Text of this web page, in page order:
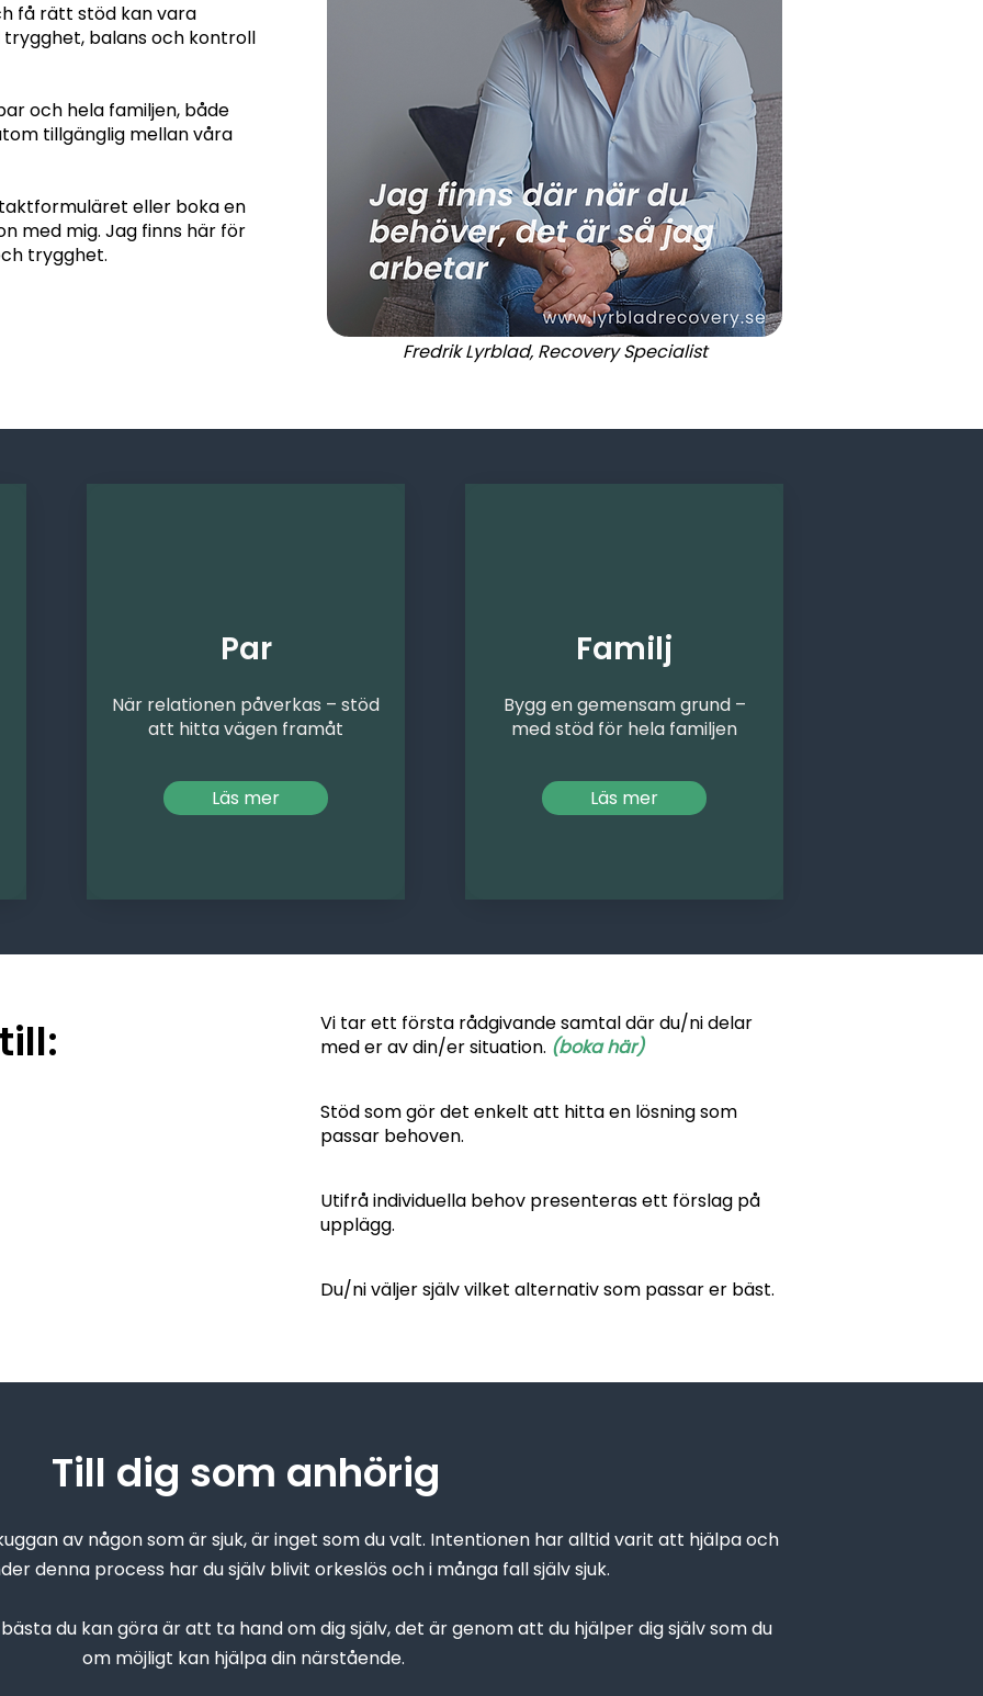
få rätt stöd kan vara
balans och kontroll
och hela familjen, både
tillgänglig mellan våra
eller boka en
med mig. Jag finns här för
trygghet.
Fredrik Lyrblad, Recovery Specialist
Par
När relationen påverkas – stöd
att hitta vägen framåt
Läs mer
Familj
Bygg en gemensam grund –
med stöd för hela familjen​
Läs mer
Vi tar ett första rådgivande samtal där du/ni delar
med er av din/er situation. (boka här)
Stöd som gör det enkelt att hitta en lösning som
passar behoven.
Utifrå individuella behov presenteras ett förslag på
upplägg.
Du/ni väljer själv vilket alternativ som passar er bäst.
Till dig som anhörig
av någon som är sjuk, är inget som du valt. Intentionen har alltid varit att hjälpa och
denna process har du själv blivit orkeslös och i många fall själv sjuk.
du kan göra är att ta hand om dig själv, det är genom att du hjälper dig själv som du
om möjligt kan hjälpa din närstående.